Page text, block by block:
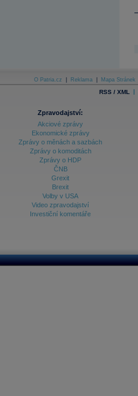
O Patria.cz Reklama Mapa Stránek
RSS / XML |
Zpravodajství:
Akciové zprávy
Ekonomické zprávy
Zprávy o měnách a sazbách
Zprávy o komoditách
Zprávy o HDP
ČNB
Grexit
Brexit
Volby v USA
Video zpravodajství
Investiční komentáře